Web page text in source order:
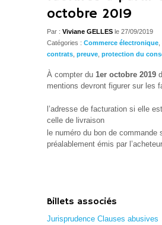
octobre 2019
Par : Viviane GELLES le 27/09/2019
Catégories : Commerce électronique
contrats preuve protection du
À compter du 1er octobre 2019
mentions devront figurer sur les
l’adresse de facturation si elle
celle de livraison
le numéro du bon de commande
préalablement émis par
Billets associés
Jurisprudence Clauses abusives